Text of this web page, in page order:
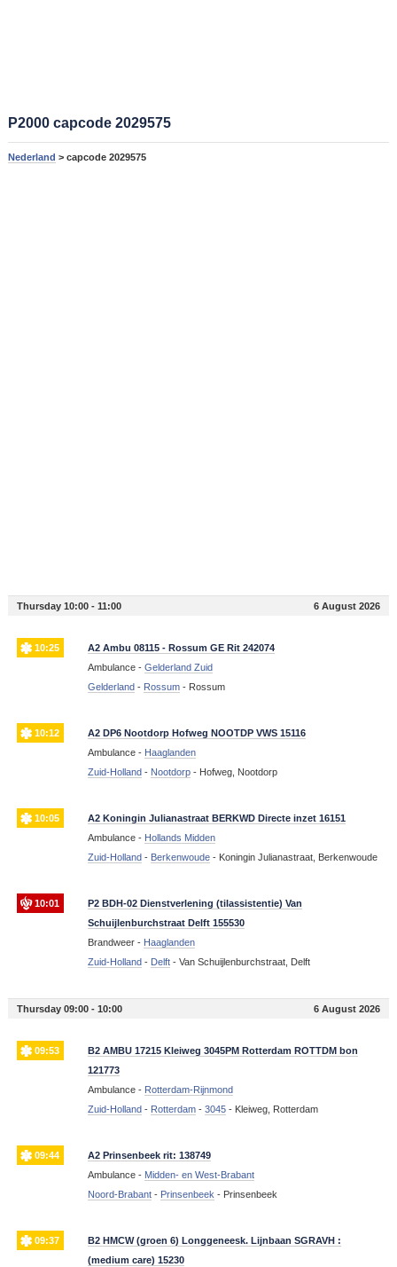
P2000 capcode 2029575
Nederland > capcode 2029575
Thursday 10:00 - 11:00 6 August 2026
10:25
A2 Ambu 08115 - Rossum GE Rit 242074
Ambulance - Gelderland Zuid
Gelderland - Rossum- Rossum
10:12
A2 DP6 Nootdorp Hofweg NOOTDP VWS 15116
Ambulance - Haaglanden
Zuid-Holland - Nootdorp- Hofweg, Nootdorp
10:05
A2 Koningin Julianastraat BERKWD Directe inzet 16151
Ambulance - Hollands Midden
Zuid-Holland - Berkenwoude- Koningin Julianastraat, Berkenwoude
10:01
P2 BDH-02 Dienstverlening (tilassistentie) Van
Schuijlenburchstraat Delft 155530
Brandweer - Haaglanden
Zuid-Holland - Delft- Van Schuijlenburchstraat, Delft
Thursday 09:00 - 10:00 6 August 2026
09:53
B2 AMBU 17215 Kleiweg 3045PM Rotterdam ROTTDM bon
121773
Ambulance - Rotterdam-Rijnmond
Zuid-Holland - Rotterdam- 3045- Kleiweg, Rotterdam
09:44
A2 Prinsenbeek rit: 138749
Ambulance - Midden- en West-Brabant
Noord-Brabant- Prinsenbeek- Prinsenbeek
09:37
B2 HMCW (groen 6) Longgeneesk. Lijnbaan SGRAVH :
(medium care) 15230